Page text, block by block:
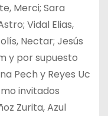
Merci; Sara
Vidal Elias,
Nectar; Jesús
y por supuesto
Pech y Reyes Uc
invitados
Zurita, Azul